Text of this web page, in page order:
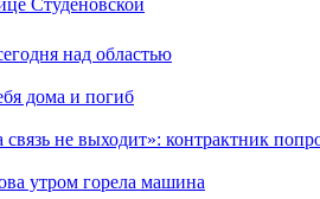
Студеновской
над областью
дома и погиб
связь не выходит»: контрактник
утром горела машина